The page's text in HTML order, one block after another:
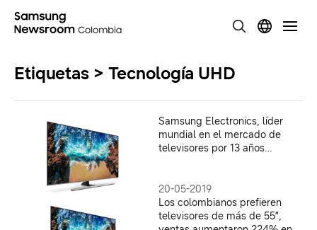
Etiquetas > Tecnología UHD
Samsung Electronics, líder
mundial en el mercado de
televisores por 13 años
20-05-2019
Los colombianos prefieren
televisores de más de 55”,